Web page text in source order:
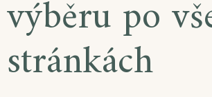
výběru po
stránkách